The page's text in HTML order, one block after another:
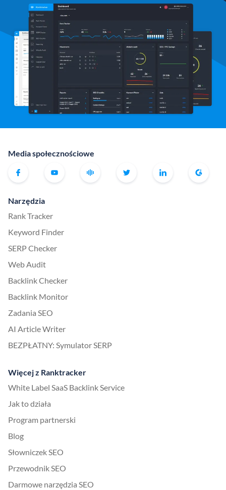
Media społecznościowe
Narzędzia
Rank Tracker
Keyword Finder
SERP Checker
Web Audit
Backlink Checker
Backlink Monitor
Zadania SEO
AI Article Writer
BEZPŁATNY: Symulator SERP
Więcej z Ranktracker
White Label SaaS Backlink Service
Jak to działa
Program partnerski
Blog
Słowniczek SEO
Przewodnik SEO
Darmowe narzędzia SEO